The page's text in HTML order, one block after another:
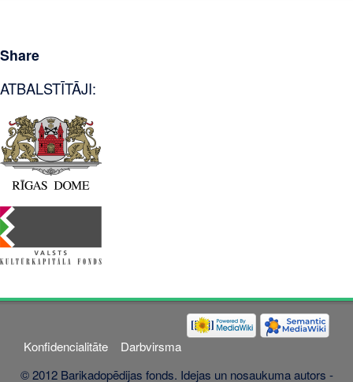
Share
ATBALSTĪTĀJI:
Konfidencialitāte
Darbvirsma
© 2012 Barikadopēdijas fonds. Idejas un nosaukuma autors -